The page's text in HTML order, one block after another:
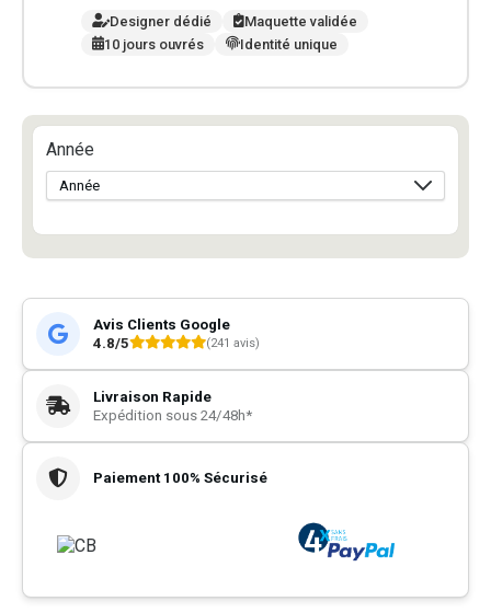
Designer dédié
Maquette validée
10 jours ouvrés
Identité unique
Année
Avis Clients Google
4.8/5
(241 avis)
Livraison Rapide
Expédition sous 24/48h*
Paiement 100% Sécurisé